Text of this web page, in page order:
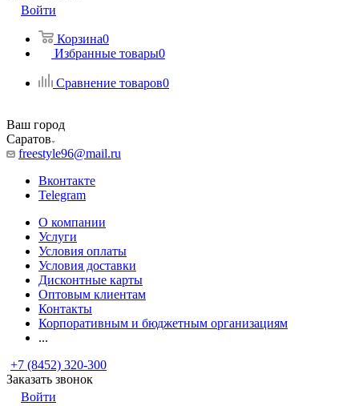
Войти
Корзина0
Избранные товары0
Сравнение товаров0
Ваш город
Саратов
freestyle96@mail.ru
Вконтакте
Telegram
О компании
Услуги
Условия оплаты
Условия доставки
Дисконтные карты
Оптовым клиентам
Контакты
Корпоративным и бюджетным организациям
...
+7 (8452) 320-300
Заказать звонок
Войти